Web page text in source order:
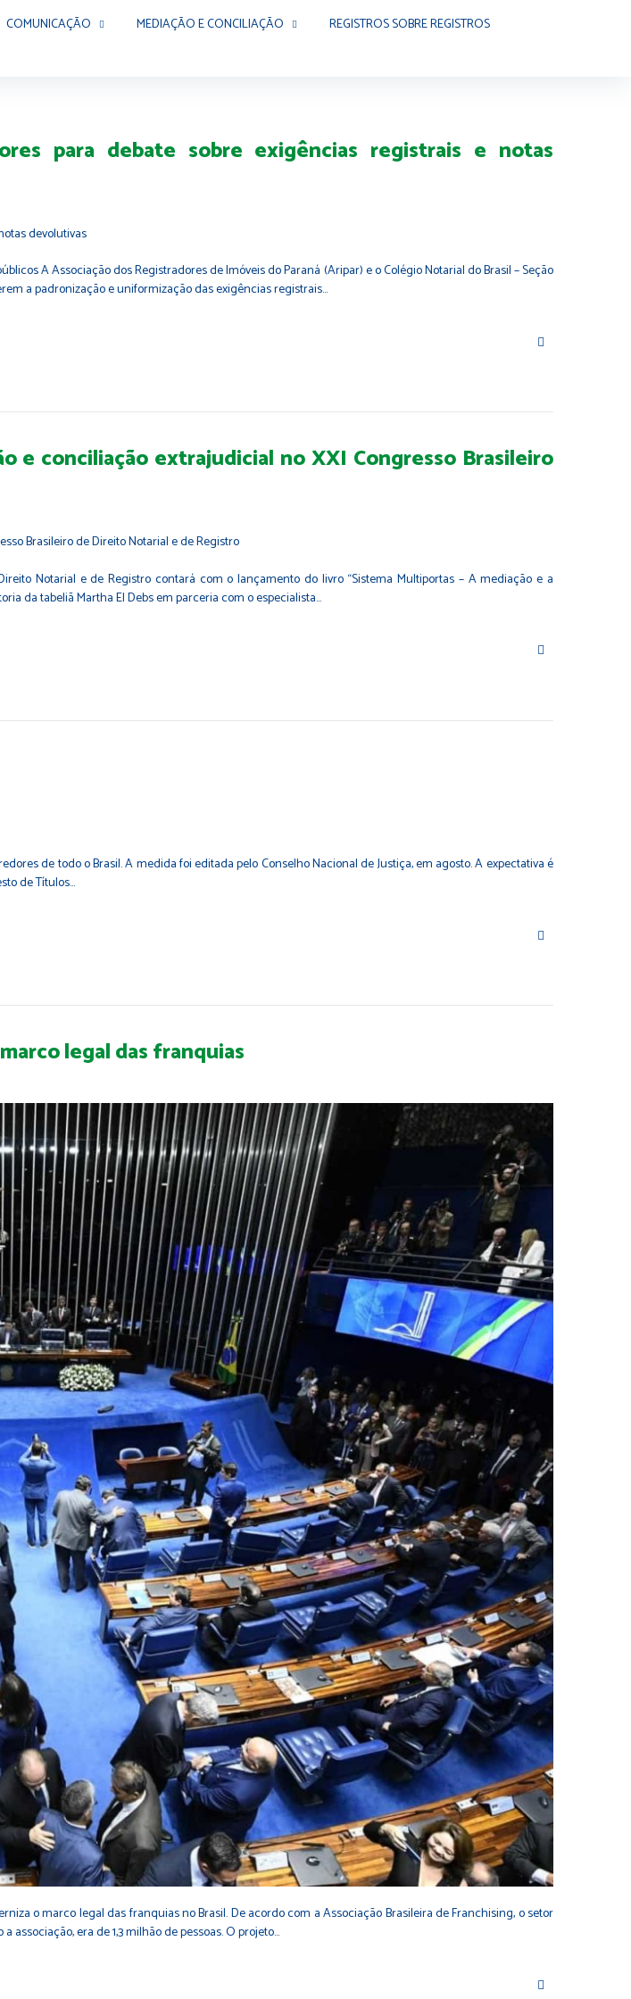
COMUNICAÇÃO MEDIAÇÃO E CONCILIAÇÃO
REGISTROS SOBRE REGISTROS
para debate sobre exigências registrais e notas
A Associação dos Registradores de Imóveis do Paraná (Aripar) e o Colégio Notarial do Brasil – Seção
a padronização e uniformização das exigências registrais…
e conciliação extrajudicial no XXI Congresso Brasileiro
Notarial e de Registro contará com o lançamento do livro “Sistema Multiportas – A mediação e a
da tabeliã Martha El Debs em parceria com o especialista…
de todo o Brasil. A medida foi editada pelo Conselho Nacional de Justiça, em agosto. A expectativa é
de Títulos…
legal das franquias
o marco legal das franquias no Brasil. De acordo com a Associação Brasileira de Franchising, o setor
era de 1,3 milhão de pessoas. O projeto…